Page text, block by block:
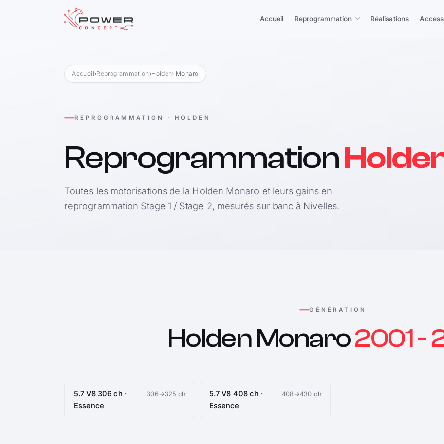
Accueil Reprogrammation Réalisations
Accueil›Reprogrammation ›Holden› Monaro
REPROGRAMMATION · HOLDEN
Reprogrammation
Toutes les motorisations de la Holden Monaro et leurs gains en
reprogrammation Stage 1 / Stage 2, mesurés sur banc à Nivelles.
GÉNÉRATION
Holden Monaro2001 -
5.7 V8 306 ch ·
Essence
306→325 ch
5.7 V8 408 ch ·
Essence
408→430 ch